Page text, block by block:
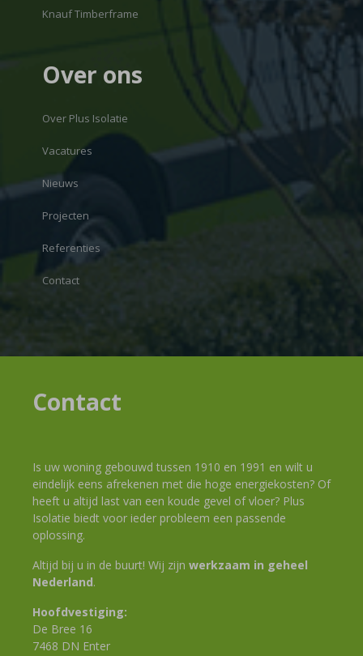
Knauf Timberframe
Over ons
Over Plus Isolatie
Vacatures
Nieuws
Projecten
Referenties
Contact
Contact
Is uw woning gebouwd tussen 1910 en 1991 en wilt u
eindelijk eens afrekenen met die hoge energiekosten? Of
heeft u altijd last van een koude gevel of vloer? Plus
Isolatie biedt voor ieder probleem een passende
oplossing.
Altijd bij u in de buurt! Wij zijn werkzaam in geheel
Nederland.
Hoofdvestiging:
De Bree 16
7468 DN Enter